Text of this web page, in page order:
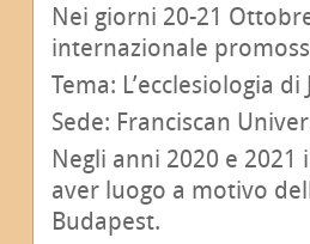
Nei giorni 20-21
internazionale
Tema: L’ecclesiologia
Sede: Franciscan
Negli anni 2020 e
aver luogo a motivo
Budapest.